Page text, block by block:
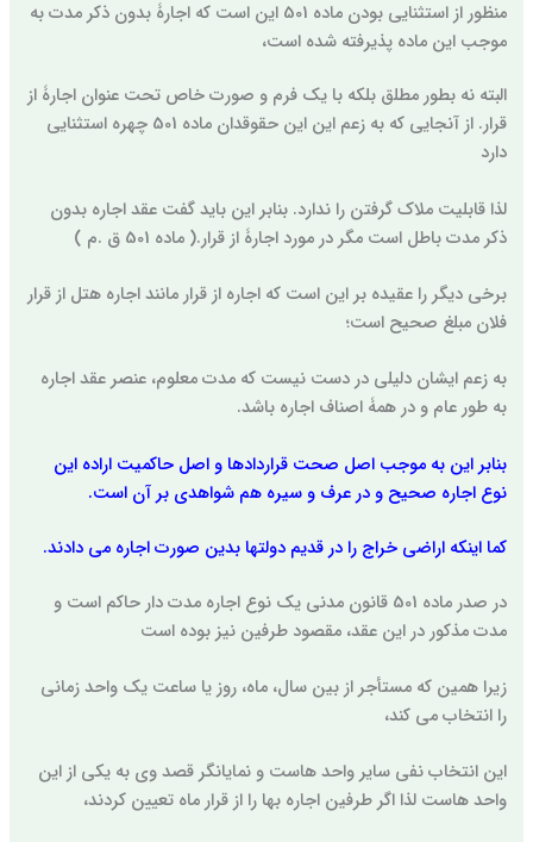
منظور از استثنایی بودن ماده 501 این است که اجارۀ بدون ذکر مدت به
موجب این ماده پذیرفته شده است،
البته نه بطور مطلق بلکه با یک فرم و صورت خاص تحت عنوان اجارۀ از
قرار. از آنجایی که به زعم این این حقوقدان ماده 501 چهره استثنایی
دارد
لذا قابلیت ملاک گرفتن را ندارد. بنابر این باید گفت عقد اجاره بدون
ذکر مدت باطل است مگر در مورد اجارۀ از قرار.( ماده 501 ق .م )
برخی دیگر را عقیده بر این است که اجاره از قرار مانند اجاره هتل از قرار
فلان مبلغ صحیح است؛
به زعم ایشان دلیلی در دست نیست که مدت معلوم، عنصر عقد اجاره
به طور عام و در همۀ اصناف اجاره باشد.
بنابر این به موجب اصل صحت قراردادها و اصل حاکمیت اراده این
نوع اجاره صحیح و در عرف و سیره هم شواهدی بر آن است.
کما اینکه اراضی خراج را در قدیم دولتها بدین صورت اجاره می دادند.
در صدر ماده 501 قانون مدنی یک نوع اجاره مدت دار حاکم است و
مدت مذکور در این عقد، مقصود طرفین نیز بوده است
زیرا همین که مستأجر از بین سال، ماه، روز یا ساعت یک واحد زمانی
را انتخاب می کند،
این انتخاب نفی سایر واحد هاست و نمایانگر قصد وی به یکی از این
واحد هاست لذا اگر طرفین اجاره بها را از قرار ماه تعیین کردند،